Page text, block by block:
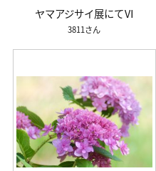
ヤマアジサイ展にてⅥ
3811